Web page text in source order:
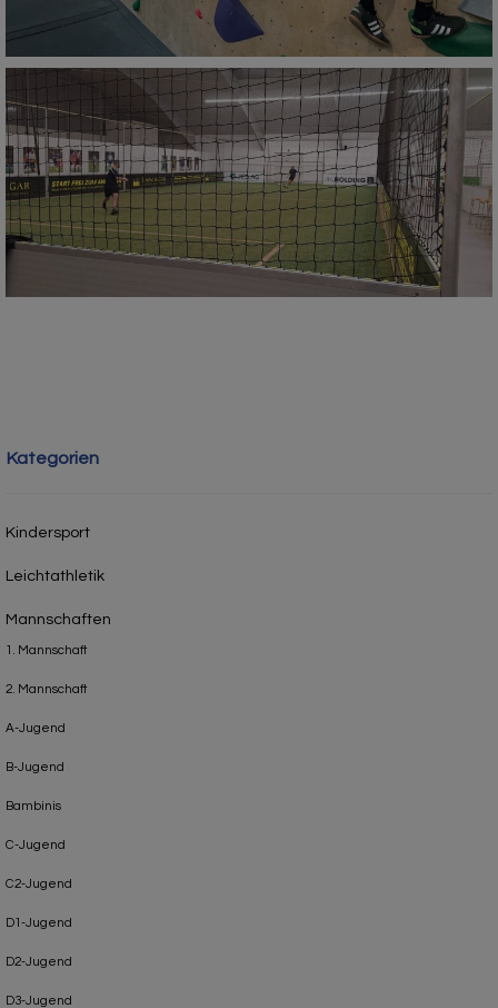
Kategorien
Kindersport
Leichtathletik
Mannschaften
1. Mannschaft
2. Mannschaft
A-Jugend
B-Jugend
Bambinis
C-Jugend
C2-Jugend
D1-Jugend
D2-Jugend
D3-Jugend